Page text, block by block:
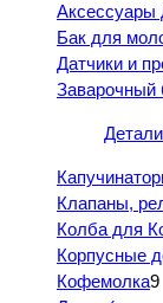
Бак для
Датчики и
Заварочный
Клапаны,
Колба для
Корпусные
Кофемолка9